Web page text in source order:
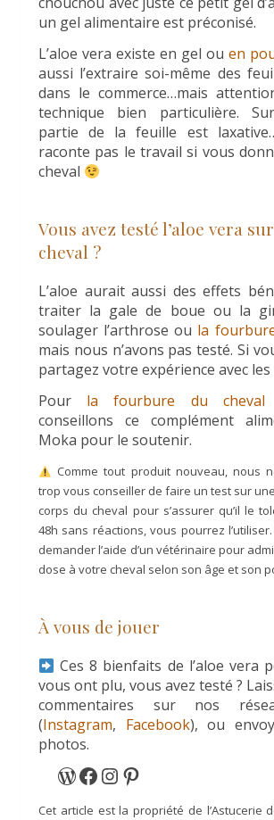
un gel alimentaire est préconisé.
L’aloe vera existe en gel ou en
aussi l’extraire soi-même des
dans le commerce…mais
technique bien particulière.
partie de la feuille est
raconte pas le travail si vous
cheval
Vous avez testé l’aloe vera
cheval ?
L’aloe aurait aussi des effets
traiter la gale de boue ou la
soulager l’arthrose ou la
mais nous n’avons pas testé. Si
partagez votre expérience avec les
Pour la fourbure du cheval
conseillons ce complément
Moka pour le soutenir.
Comme tout produit nouveau, nous
trop vous conseiller de faire un test sur
corps du cheval pour s’assurer qu’il le
48h sans réactions, vous pourrez
demander l’aide d’un vétérinaire pour
dose à votre cheval selon son âge et son
À vous de jouer
Ces 8 bienfaits de l’aloe vera
vous ont plu, vous avez testé ?
commentaires sur nos
(Instagram, Facebook), ou
photos.
WordPress
Facebook
Instagram
Pinterest
Cet article est la propriété de l’Astucerie